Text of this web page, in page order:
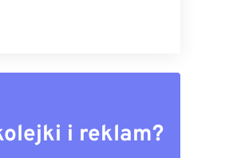
i reklam?